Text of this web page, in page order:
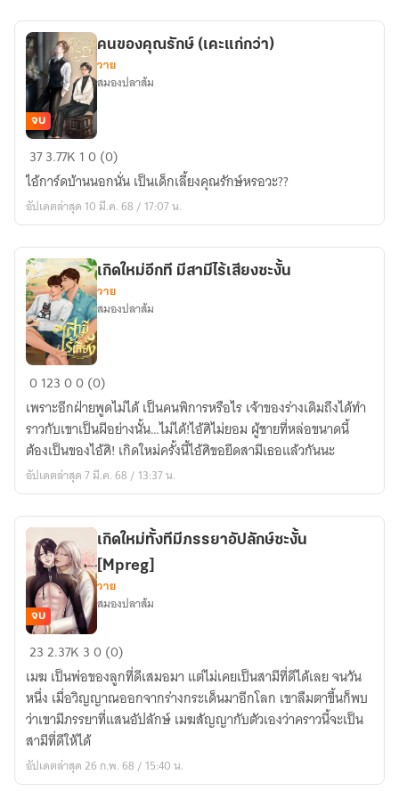
ไร้
เสียง
ซะ
งั้น
คน
ของ
คุณ
รักษ์
แก่
กว่า)
จบ
คนของคุณรักษ์ (เคะแก่กว่า)
วาย
สมองปลาส้ม
373.77K 10 (0)
ไอ้การ์ดบ้านนอกนั่น เป็นเด็กเลี้ยงคุณรักษ์หรอวะ??
อัปเดตล่าสุด 10 มี.ค. 68 / 17:07 น.
เกิด
อีก
ที
มี
สามี
เสียง
ซะ
งั้น
เกิดใหม่อีกที มีสามีไร้เสียงซะงั้น
วาย
สมองปลาส้ม
012300 (0)
เพราะอีกฝ่ายพูดไม่ได้ เป็นคนพิการหรือไร เจ้าของร่างเดิมถึงได้ทำ
ราวกับเขาเป็นผีอย่างนั้น…ไม่ได้!ไอ้ศิไม่ยอม ผู้ชายที่หล่อขนาดนี้
ต้องเป็นของไอ้ศิ! เกิดใหม่ครั้งนี้ไอ้ศิขอยึดสามีเธอแล้วกันนะ
อัปเดตล่าสุด 7 มี.ค. 68 / 13:37 น.
เกิด
ทั้งที
มี
ภรรยา
อัป
ลัก
จบ
เกิดใหม่ทั้งทีมีภรรยาอัปลักษ์ซะงั้น
[Mpreg]
วาย
สมองปลาส้ม
232.37K 30 (0)
เมฆ เป็นพ่อของลูกที่ดีเสมอมา แต่ไม่เคยเป็นสามีที่ดีได้เลย จนวัน
หนึ่ง เมื่อวิญญาณออกจากร่างกระเด็นมาอีกโลก เขาลืมตาขึ้นก็พบ
ว่าเขามีภรรยาที่แสนอัปลักษ์ เมฆสัญญากับตัวเองว่าคราวนี้จะเป็น
สามีที่ดีให้ได้
อัปเดตล่าสุด 26 ก.พ. 68 / 15:40 น.